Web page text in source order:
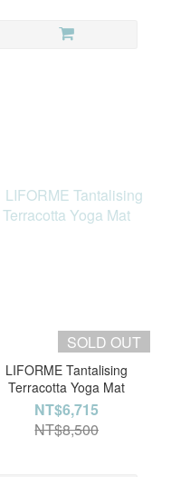
SOLD OUT
LIFORME Tantalising
Terracotta Yoga Mat
NT$6,715
NT$8,500